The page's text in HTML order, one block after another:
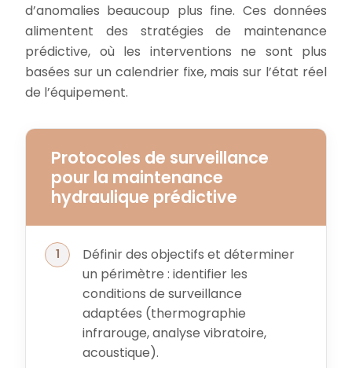
d’anomalies beaucoup plus fine. Ces données
alimentent des stratégies de maintenance
prédictive, où les interventions ne sont plus
basées sur un calendrier fixe, mais sur l’état réel
de l’équipement.
Protocoles de surveillance
pour la maintenance
hydraulique prédictive
Définir des objectifs et déterminer
un périmètre : identifier les
conditions de surveillance
adaptées (thermographie
infrarouge, analyse vibratoire,
acoustique).